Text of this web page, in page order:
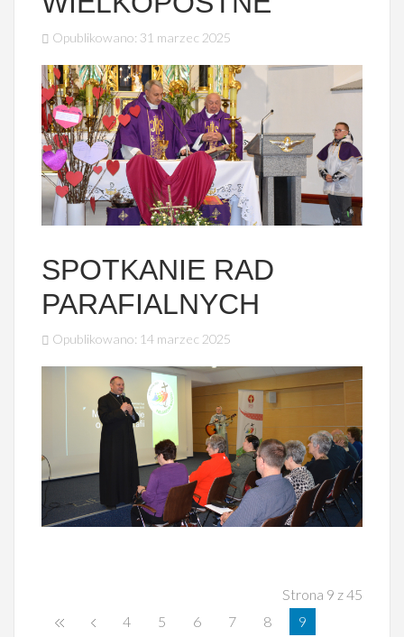
Opublikowano: 31 marzec 2025
SPOTKANIE RAD
PARAFIALNYCH
Opublikowano: 14 marzec 2025
Strona 9 z 45
4
5 6 7 8
9